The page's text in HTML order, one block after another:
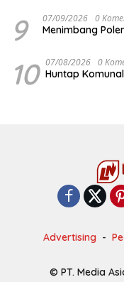
9 07/09/2026 0
Menimbang
10 07/08/2026 0
Huntap
Advertising
© PT. Media